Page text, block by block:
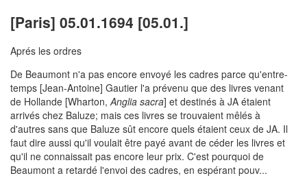
[Paris] 05.01.1694 [05.01.]
Aprés les ordres
De Beaumont n'a pas encore envoyé les cadres parce qu'entre-
temps [Jean-Antoine] Gautier l'a prévenu que des livres venant
de Hollande [Wharton,Anglia sacra] et destinés à JA étaient
arrivés chez Baluze; mais ces livres se trouvaient mêlés à
d'autres sans que Baluze sût encore quels étaient ceux de JA. Il
faut dire aussi qu'il voulait être payé avant de céder les livres et
qu'il ne connaissait pas encore leur prix. C'est pourquoi de
Beaumont a retardé l'envoi des cadres, en espérant pouv...